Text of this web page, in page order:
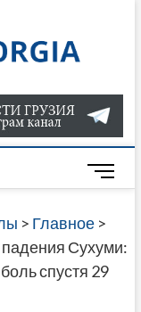
О
В
ГРУЗИИ
САЙТЕ
M
e
n
u
B
> Главное>
Сухуми:
спустя 29